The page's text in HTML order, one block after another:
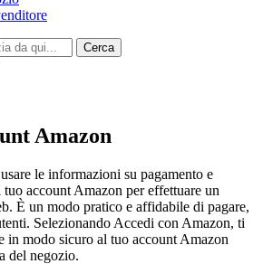
Cerca
Amazon
le informazioni su pagamento e
account Amazon per effettuare un
È un modo pratico e affidabile di pagare,
Selezionando Accedi con Amazon, ti
in modo sicuro al tuo account Amazon
del negozio.